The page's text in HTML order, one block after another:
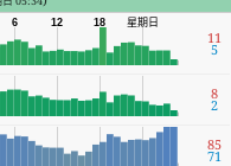
星期日
18
12
6
11
5
8
2
85
71